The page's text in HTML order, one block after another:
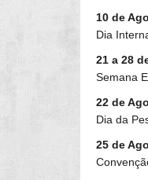
10 de
Dia
21 a 28
Semana
22 de
Dia da
25 de